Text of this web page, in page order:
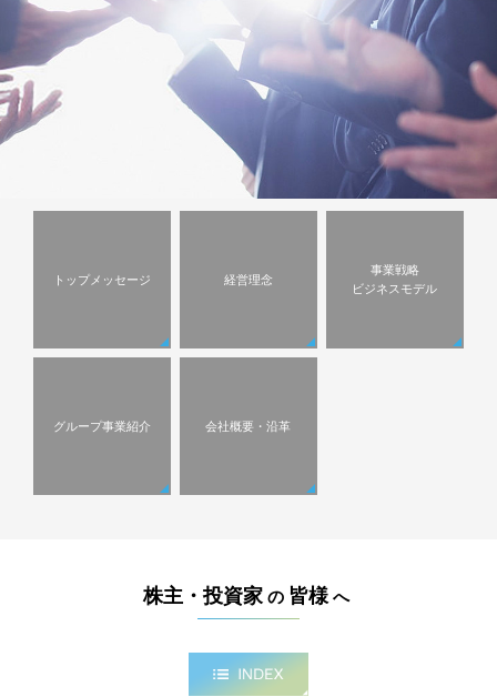
トップメッセージ 経営理念
事業戦略
ビジネスモデル
グループ事業紹介 会社概要・沿革
株主・投資家 の 皆様 へ